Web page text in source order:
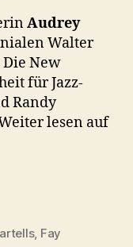
Audrey
Walter
Die New
für Jazz-
Randy
lesen auf
, Fay